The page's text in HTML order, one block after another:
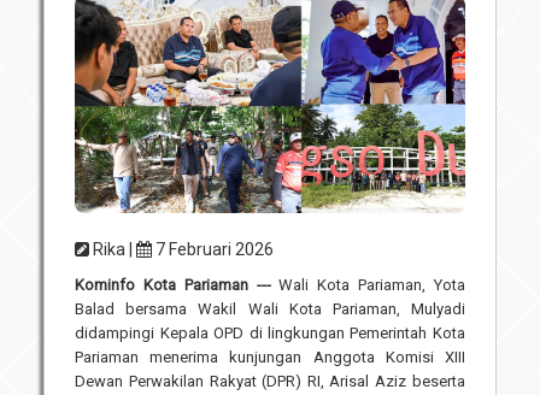
Kelurahan
Unit Pelaksana Teknis (UPT)
Pengumuman
Infografis
Download
Penghargaan
Rika | 7 Februari 2026
Kominfo Kota Pariaman ---Wali Kota Pariaman, Yota
Balad bersama Wakil Wali Kota Pariaman, Mulyadi
didampingi Kepala OPD di lingkungan Pemerintah Kota
Pariaman menerima kunjungan Anggota Komisi XIII
Dewan Perwakilan Rakyat (DPR) RI, Arisal Aziz beserta